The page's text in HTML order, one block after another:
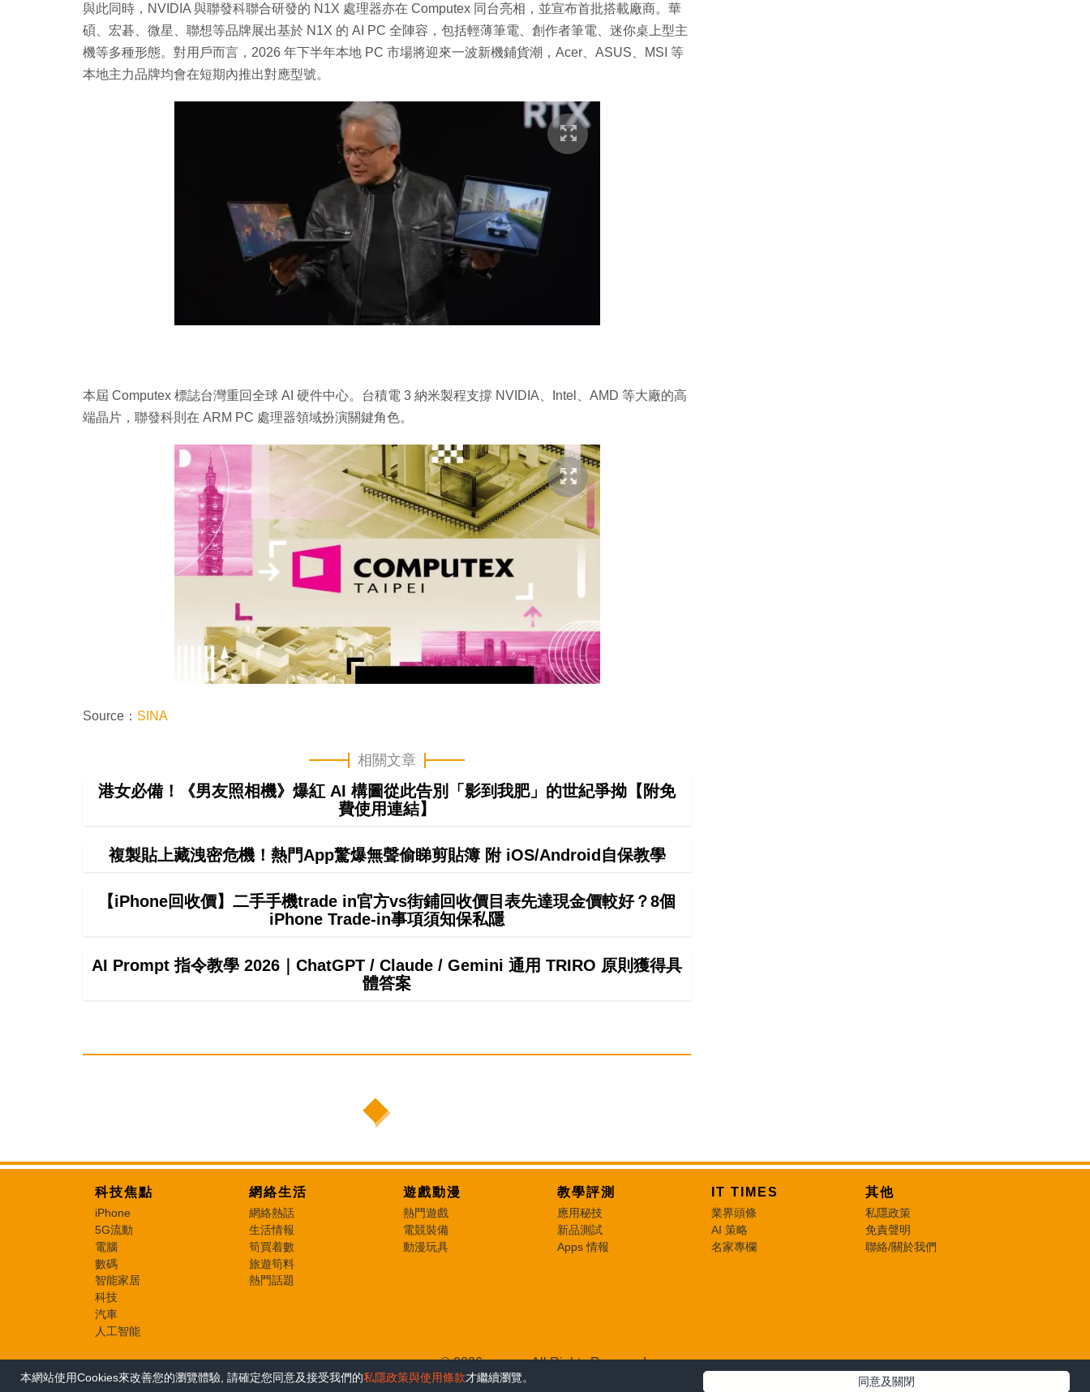
本網站使用Cookies來改善您的瀏覽體驗, 請確定您同意及接受我們的私隱政策與使用條款才繼續瀏覽。 同意及關閉
與此同時，NVIDIA 與聯發科聯合研發的 N1X 處理器亦在 Computex 同台亮相，並宣布首批搭載廠商。華
碩、宏碁、微星、聯想等品牌展出基於 N1X 的 AI PC 全陣容，包括輕薄筆電、創作者筆電、迷你桌上型主
機等多種形態。對用戶而言，2026 年下半年本地 PC 市場將迎來一波新機鋪貨潮，Acer、ASUS、MSI 等
本地主力品牌均會在短期內推出對應型號。
本屆 Computex 標誌台灣重回全球 AI 硬件中心。台積電 3 納米製程支撐 NVIDIA、Intel、AMD 等大廠的高
端晶片，聯發科則在 ARM PC 處理器領域扮演關鍵角色。
Source： SINA
相關文章
港女必備！《男友照相機》爆紅 AI 構圖從此告別「影到我肥」的世紀爭拗【附免
費使用連結】
複製貼上藏洩密危機！熱門App驚爆無聲偷睇剪貼簿 附 iOS/Android自保教學
【iPhone回收價】二手手機trade in官方vs街鋪回收價目表先達現金價較好？8個
iPhone Trade-in事項須知保私隱
AI Prompt 指令教學 2026｜ChatGPT / Claude / Gemini 通用 TRIRO 原則獲得具
體答案
科技焦點
iPhone
5G流動
電腦
數碼
智能家居
科技
汽車
人工智能
網絡生活
網絡熱話
生活情報
筍買着數
旅遊筍料
熱門話題
遊戲動漫
熱門遊戲
電競裝備
動漫玩具
教學評測
應用秘技
新品測試
Apps 情報
IT TIMES
業界頭條
AI 策略
名家專欄
其他
私隱政策
免責聲明
聯絡/關於我們
© 2026 e-zone. All Rights Reserved.